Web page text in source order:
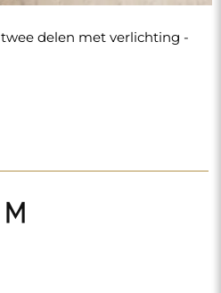
delen met verlichting -